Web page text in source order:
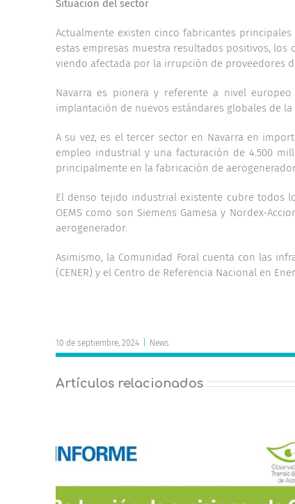
Situación del sector
Actualmente existen cinco fabricantes
estas empresas muestra resultados positivos,
viendo afectada por la irrupción de proveedores
Navarra es pionera y referente a nivel
implantación de nuevos estándares globales de
A su vez, es el tercer sector en Navarra en
empleo industrial y una facturación de 4.500
principalmente en la fabricación de
El denso tejido industrial existente cubre todos
OEMS como son Siemens Gamesa y Nordex-
aerogenerador.
Asimismo, la Comunidad Foral cuenta con las
(CENER) y el Centro de Referencia Nacional en
10 de septiembre, 2024 News
Artículos relacionados